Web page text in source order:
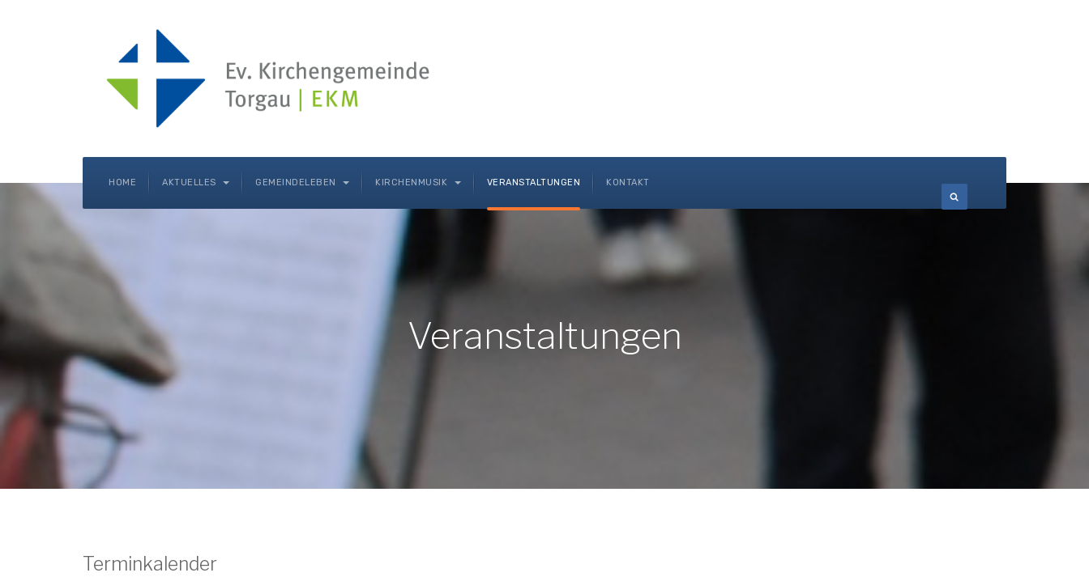
HOME AKTUELLES GEMEINDELEBEN KIRCHENMUSIK VERANSTALTUNGEN KONTAKT
Veranstaltungen
Terminkalender